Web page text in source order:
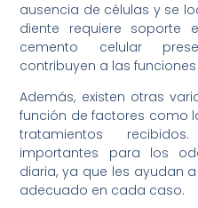
ausencia de células y se
diente requiere soporte
cemento celular
contribuyen a las
Además, existen otras
función de factores como
tratamientos
importantes para los
diaria, ya que les ayudan
adecuado en cada caso.